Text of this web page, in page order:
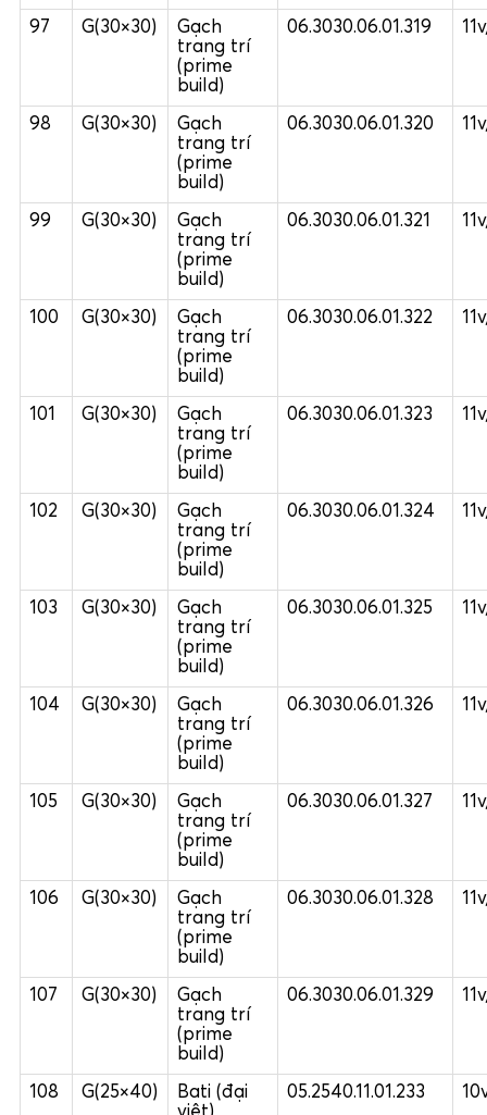
97 G(30×30)
Gạch
trang trí
(prime
build)
06.3030.06.01.319
98 G(30×30)
Gạch
trang trí
(prime
build)
06.3030.06.01.320
99 G(30×30)
Gạch
trang trí
(prime
build)
06.3030.06.01.321
100 G(30×30)
Gạch
trang trí
(prime
build)
06.3030.06.01.322
101 G(30×30)
Gạch
trang trí
(prime
build)
06.3030.06.01.323
102 G(30×30)
Gạch
trang trí
(prime
build)
06.3030.06.01.324
103 G(30×30)
Gạch
trang trí
(prime
build)
06.3030.06.01.325
104 G(30×30)
Gạch
trang trí
(prime
build)
06.3030.06.01.326
105 G(30×30)
Gạch
trang trí
(prime
build)
06.3030.06.01.327
106 G(30×30)
Gạch
trang trí
(prime
build)
06.3030.06.01.328
107 G(30×30)
Gạch
trang trí
(prime
build)
06.3030.06.01.329
108 G(25×40)
Bati (đại
05.2540.11.01.233